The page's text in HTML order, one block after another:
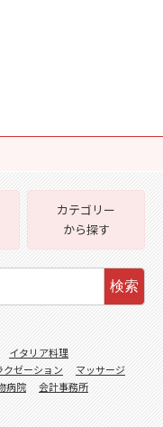
カテゴリー
から探す
検索
イタリア料理
クゼーション
マッサージ
病院
会計事務所